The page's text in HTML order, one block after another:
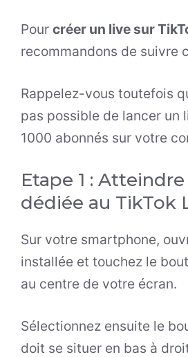
Pour créer un live sur
recommandons de suivre
Rappelez-vous toutefois
pas possible de lancer un
1000 abonnés sur votre
Etape 1 :
dédiée au TikTok
Sur votre smartphone,
installée et touchez le
au centre de votre écran.
Sélectionnez ensuite le
doit se situer en bas à